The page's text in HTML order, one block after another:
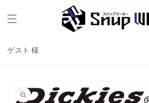
進む
ゲスト 様
報にス
キップ